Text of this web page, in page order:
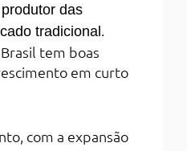
das
tradicional.
tem boas
em curto
com a expansão